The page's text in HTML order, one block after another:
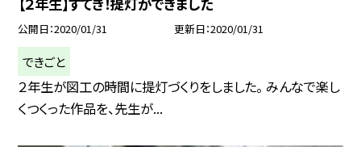
公開日 2020/01/31 更新日 2020/01/31
できごと
２年生が図工の時間に提灯づくりをしました。 みんなで楽し
くつくった作品を、先生が...